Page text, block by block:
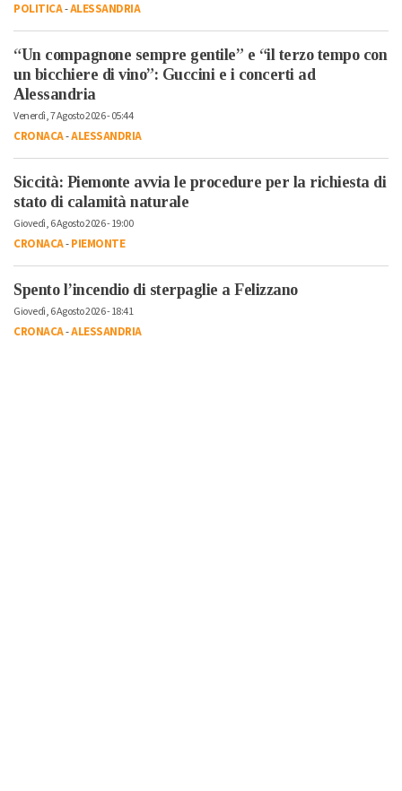
POLITICA-ALESSANDRIA
“Un compagnone sempre gentile” e “il terzo tempo con
un bicchiere di vino”: Guccini e i concerti ad
Alessandria
Venerdì, 7 Agosto 2026 - 05:44
CRONACA-ALESSANDRIA
Siccità: Piemonte avvia le procedure per la richiesta di
stato di calamità naturale
Giovedì, 6 Agosto 2026 - 19:00
CRONACA-PIEMONTE
Spento l’incendio di sterpaglie a Felizzano
Giovedì, 6 Agosto 2026 - 18:41
CRONACA-ALESSANDRIA